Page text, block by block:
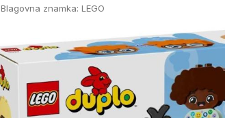
Blagovna znamka: LEGO